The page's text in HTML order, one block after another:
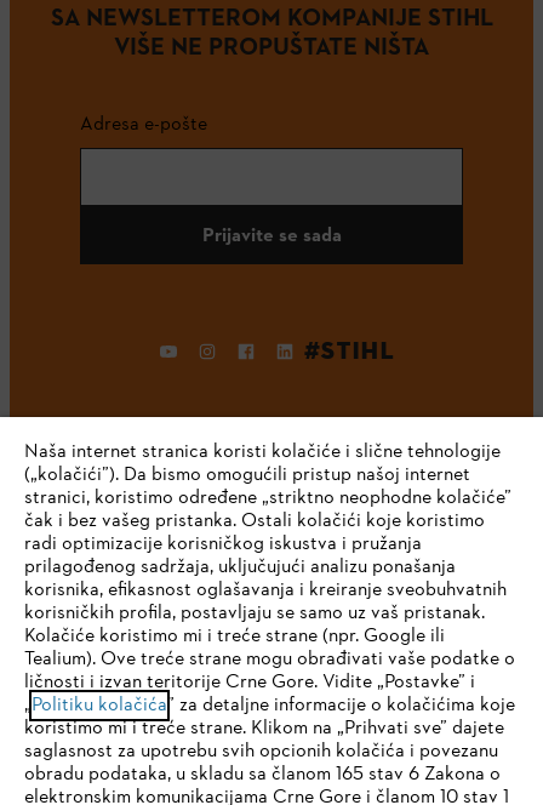
SA NEWSLETTEROM KOMPANIJE STIHL
VIŠE NE PROPUŠTATE NIŠTA
Adresa e-pošte
Prijavite se sada
#STIHL
Kompanija
STIHL FAQ
Servis
IHR BROWSER WIRD NICHT
UNTERSTÜTZT
Naša internet stranica koristi kolačiće i slične tehnologije
(„kolačići”). Da bismo omogućili pristup našoj internet
stranici, koristimo određene „striktno neophodne kolačiće”
čak i bez vašeg pristanka. Ostali kolačići koje koristimo
radi optimizacije korisničkog iskustva i pružanja
prilagođenog sadržaja, uključujući analizu ponašanja
korisnika, efikasnost oglašavanja i kreiranje sveobuhvatnih
korisničkih profila, postavljaju se samo uz vaš pristanak.
Kolačiće koristimo mi i treće strane (npr. Google ili
Tealium). Ove treće strane mogu obrađivati vaše podatke o
ličnosti i izvan teritorije Crne Gore. Vidite „Postavke” i
„Politiku kolačića” za detaljne informacije o kolačićima koje
koristimo mi i treće strane. Klikom na „Prihvati sve” dajete
saglasnost za upotrebu svih opcionih kolačića i povezanu
obradu podataka, u skladu sa članom 165 stav 6 Zakona o
elektronskim komunikacijama Crne Gore i članom 10 stav 1